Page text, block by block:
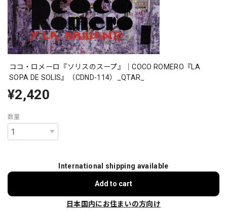
ココ・ロメーロ『ソリスのスープ』｜COCO ROMERO『LA
SOPA DE SOLIS』（CDND-114）_QTAR_
¥2,420
数量
International shipping available
Add to cart
日本国内にお住まいの方向け